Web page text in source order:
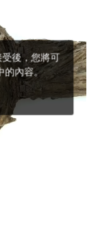
「教 會」(推廣片)
「教 會」—林必能
逾越奧蹟」— 錢玲
旬期避靜」—【逾